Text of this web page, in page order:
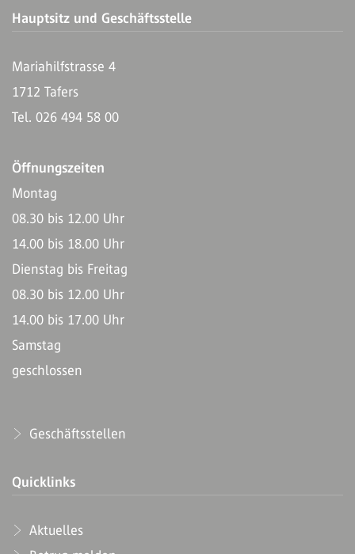
Hauptsitz und Geschäftsstelle
Mariahilfstrasse 4
1712 Tafers
Tel. 026 494 58 00
Öffnungszeiten
Montag
08.30 bis 12.00 Uhr
14.00 bis 18.00 Uhr
Dienstag bis Freitag
08.30 bis 12.00 Uhr
14.00 bis 17.00 Uhr
Samstag
geschlossen
Geschäftsstellen
Quicklinks
Aktuelles